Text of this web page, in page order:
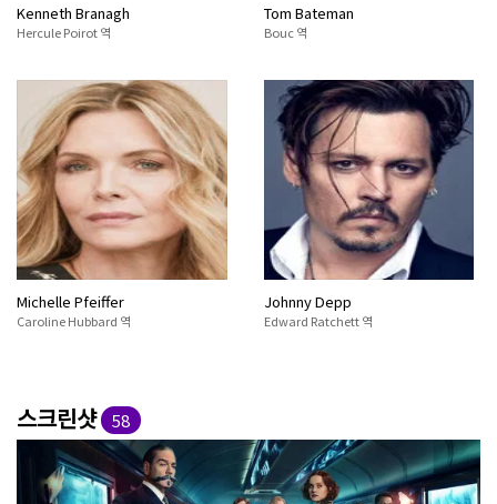
Kenneth Branagh
Hercule Poirot 역
Tom Bateman
Bouc 역
Michelle Pfeiffer
Caroline Hubbard 역
Johnny Depp
Edward Ratchett 역
스크린샷 58